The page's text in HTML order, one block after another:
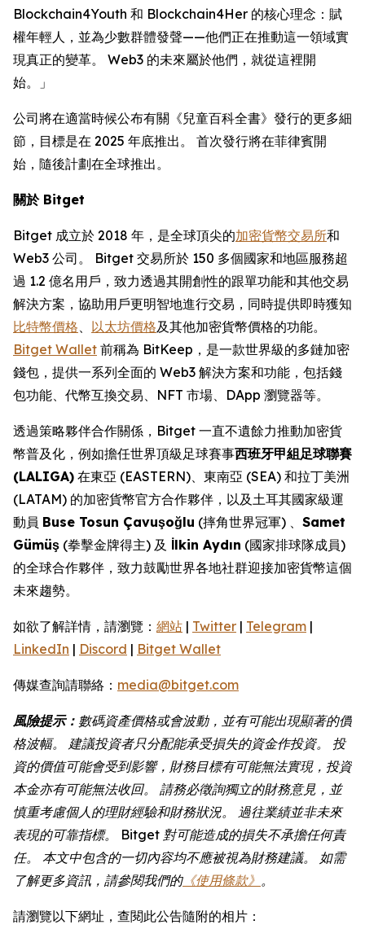
Blockchain4Youth 和 Blockchain4Her 的核心理念：賦
權年輕人，並為少數群體發聲——他們正在推動這一領域實
現真正的變革。 Web3 的未來屬於他們，就從這裡開
始。」
公司將在適當時候公布有關《兒童百科全書》發行的更多細
節，目標是在 2025 年底推出。 首次發行將在菲律賓開
始，隨後計劃在全球推出。
關於Bitget
Bitget 成立於 2018 年，是全球頂尖的加密貨幣交易所和
Web3 公司。 Bitget 交易所於 150 多個國家和地區服務超
過 1.2 億名用戶，致力透過其開創性的跟單功能和其他交易
解決方案，協助用戶更明智地進行交易，同時提供即時獲知
比特幣價格
以太坊價格及其他加密貨幣價格的功能。
Bitget Wallet 前稱為 BitKeep，是一款世界級的多鏈加密
錢包，提供一系列全面的 Web3 解決方案和功能，包括錢
包功能、代幣互換交易、NFT 市場、DApp 瀏覽器等。
透過策略夥伴合作關係，Bitget 一直不遺餘力推動加密貨
幣普及化，例如擔任世界頂級足球賽事西班牙甲組足球聯賽
(LALIGA) 在東亞 (EASTERN)、東南亞 (SEA) 和拉丁美洲
(LATAM) 的加密貨幣官方合作夥伴，以及土耳其國家級運
動員 Buse Tosun Çavuşoğlu (摔角世界冠軍) 、 Samet
Gümüş (拳擊金牌得主) 及 İlkin Aydın (國家排球隊成員)
的全球合作夥伴，致力鼓勵世界各地社群迎接加密貨幣這個
未來趨勢。
如欲了解詳情，請瀏覽： 網站 | Twitter | Telegram |
LinkedIn | Discord | Bitget Wallet
傳媒查詢請聯絡： media@bitget.com
風險提示： 數碼資產價格或會波動，並有可能出現顯著的價
格波幅。
建議投資者只分配能承受損失的資金作投資。
投
資的價值可能會受到影響，財務目標有可能無法實現，投資
本金亦有可能無法收回。
請務必徵詢獨立的財務意見，並
慎重考慮個人的理財經驗和財務狀況。
過往業績並非未來
表現的可靠指標。
Bitget 對可能造成的損失不承擔任何責
任。
本文中包含的一切內容均不應被視為財務建議。
如需
了解更多資訊，請參閱我們的《使用條款》 。
請瀏覽以下網址，查閱此公告隨附的相片：